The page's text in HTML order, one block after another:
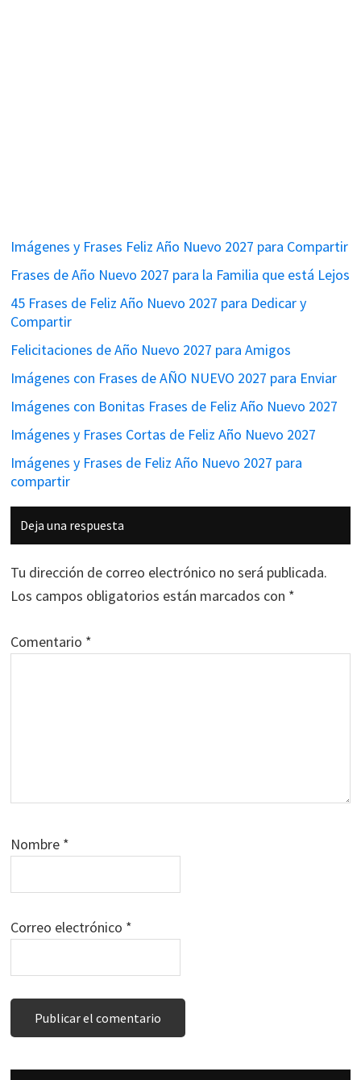
Imágenes y Frases Feliz Año Nuevo 2027 para Compartir
Frases de Año Nuevo 2027 para la Familia que está Lejos
45 Frases de Feliz Año Nuevo 2027 para Dedicar y
Compartir
Felicitaciones de Año Nuevo 2027 para Amigos
Imágenes con Frases de AÑO NUEVO 2027 para Enviar
Imágenes con Bonitas Frases de Feliz Año Nuevo 2027
Imágenes y Frases Cortas de Feliz Año Nuevo 2027
Imágenes y Frases de Feliz Año Nuevo 2027 para
compartir
Interacciones
con
los
lectores
Deja una respuesta
Tu dirección de correo electrónico no será publicada.
Los campos obligatorios están marcados con *
Comentario *
Nombre *
Correo electrónico *